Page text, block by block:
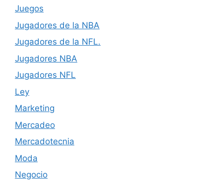
Juegos
Jugadores de la NBA
Jugadores de la NFL.
Jugadores NBA
Jugadores NFL
Ley
Marketing
Mercadeo
Mercadotecnia
Moda
Negocio